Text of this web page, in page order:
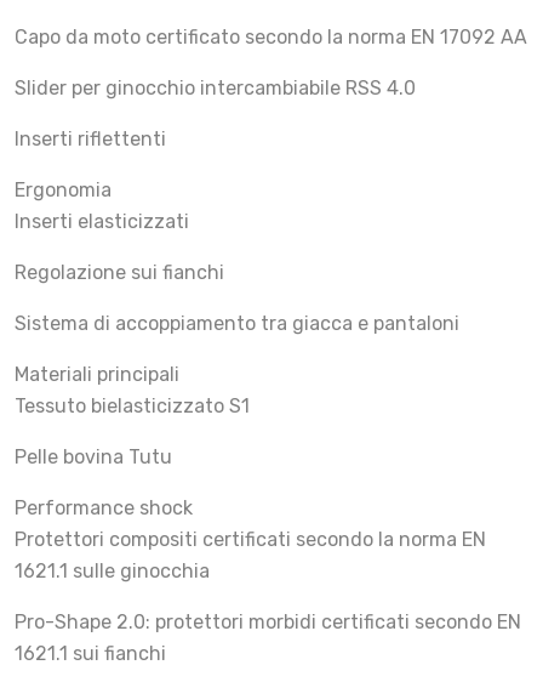
Capo da moto certificato secondo la norma EN 17092 AA
Slider per ginocchio intercambiabile RSS 4.0
Inserti riflettenti
Ergonomia
Inserti elasticizzati
Regolazione sui fianchi
Sistema di accoppiamento tra giacca e pantaloni
Materiali principali
Tessuto bielasticizzato S1
Pelle bovina Tutu
Performance shock
Protettori compositi certificati secondo la norma EN
1621.1 sulle ginocchia
Pro-Shape 2.0: protettori morbidi certificati secondo EN
1621.1 sui fianchi